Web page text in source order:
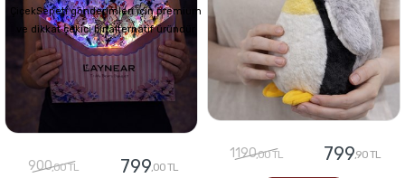
ÇiçekSepeti gönderimleri için premium
ve dikkat çekici bir alternatif üründür
900,00 TL 799,00 TL
1190,00 TL 799,90 TL